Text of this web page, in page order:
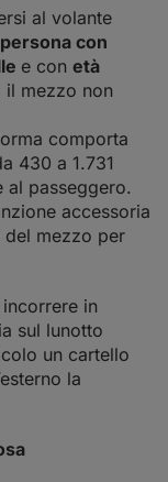
al volante
con
e con età
il mezzo non
comporta
430 a 1.731
al passeggero.
accessoria
del mezzo per
in
sul lunotto
un cartello
la